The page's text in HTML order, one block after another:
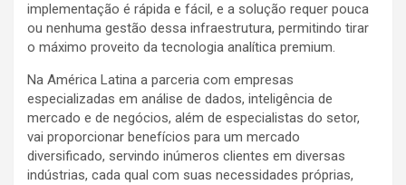
implementação é rápida e fácil, e a solução requer pouca
ou nenhuma gestão dessa infraestrutura, permitindo tirar
o máximo proveito da tecnologia analítica premium.
Na América Latina a parceria com empresas
especializadas em análise de dados, inteligência de
mercado e de negócios, além de especialistas do setor,
vai proporcionar benefícios para um mercado
diversificado, servindo inúmeros clientes em diversas
indústrias, cada qual com suas necessidades próprias,